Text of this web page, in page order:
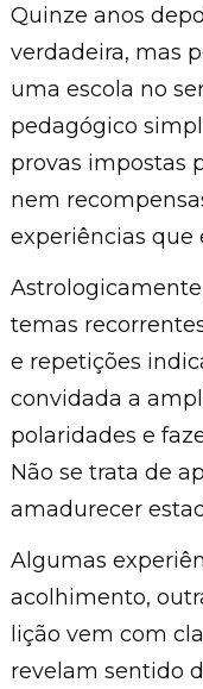
Quinze anos
verdadeira, mas
uma escola no
pedagógico
provas impostas
nem
experiências que
temas
e repetições
convidada a
polaridades e
Não se trata de
amadurecer
Algumas
acolhimento,
lição vem com
revelam sentido